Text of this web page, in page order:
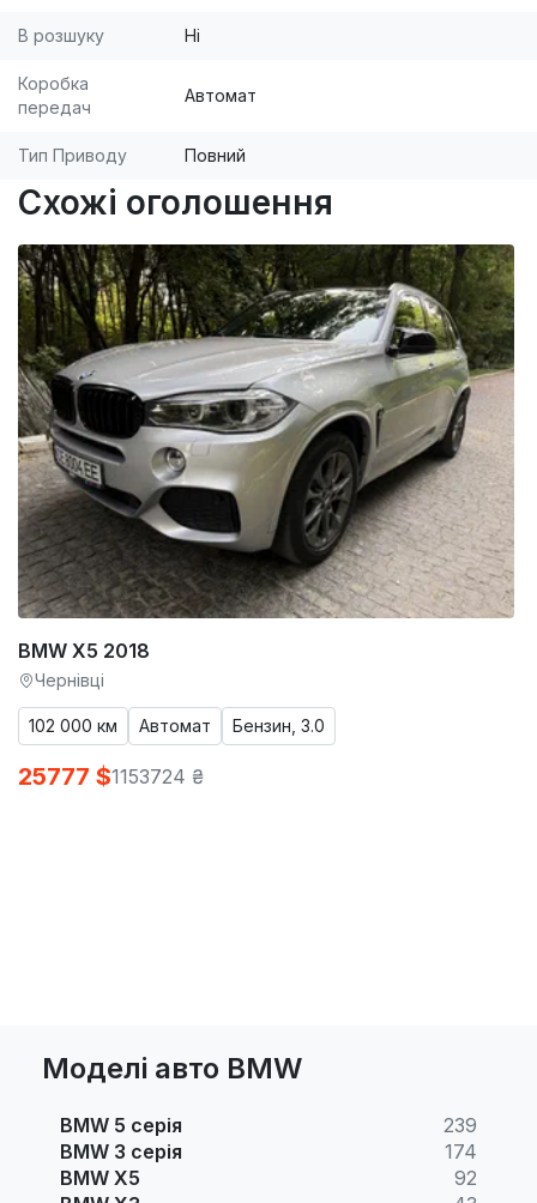
В розшуку Ні
Коробка
передач
Автомат
Тип Приводу Повний
Схожі оголошення
BMW X5 2018
Чернівці
102 000 км Автомат Бензин, 3.0
25777 $1153724 ₴
Моделі авто BMW
BMW 5 серія
239
BMW 3 серія
174
BMW X5
92